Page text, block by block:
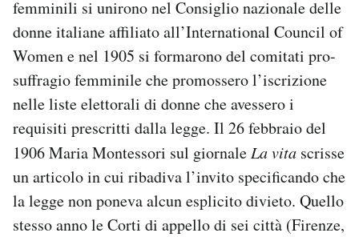
femminili si unirono nel Consiglio nazionale delle
donne italiane affiliato all’International Council of
Women e nel 1905 si formarono del comitati pro-
suffragio femminile che promossero l’iscrizione
nelle liste elettorali di donne che avessero i
requisiti prescritti dalla legge. Il 26 febbraio del
1906 Maria Montessori sul giornale La vita scrisse
un articolo in cui ribadiva l’invito specificando che
la legge non poneva alcun esplicito divieto. Quello
stesso anno le Corti di appello di sei città (Firenze,